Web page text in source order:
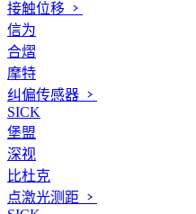
接触位移
信为
合熠
摩特
纠偏传感器
SICK
堡盟
深视
比杜克
点激光测距